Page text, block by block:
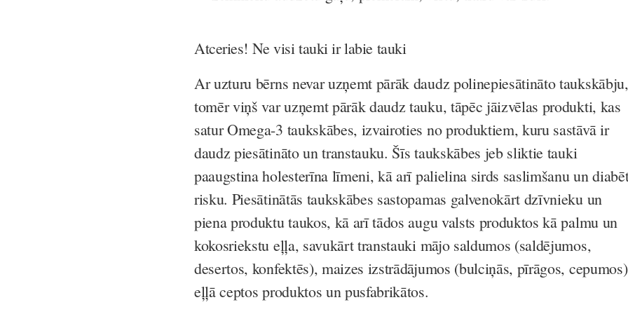
Atceries! Ne visi tauki irlabie tauki
Ar uzturu bērns nevar uzņemt pārāk daudz polinepiesātināto taukskābju,
tomēr viņš var uzņemt pārāk daudztauku, tāpēc jāizvēlas produkti, kas
satur Omega-3 taukskābes, izvairoties no produktiem, kuru sastāvā ir
daudz piesātināto un transtauku. Šīs taukskābes jeb sliktie tauki
paaugstina holesterīna līmeni, kā arī palielina sirds saslimšanu un
risku. Piesātinātās taukskābes sastopamas galvenokārt dzīvnieku un
piena produktu taukos, kā arī tādos augu valsts produktos kā palmu un
kokosriekstu eļļa, savukārt transtauki mājo saldumos (saldējumos,
desertos, konfektēs), maizes izstrādājumos (bulciņās, pīrāgos,
eļļā ceptos produktos un pusfabrikātos.